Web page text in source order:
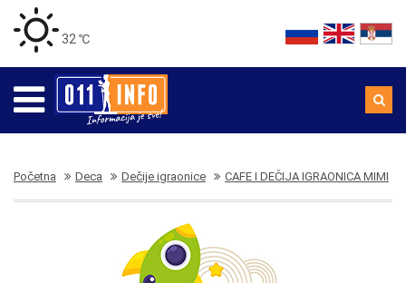
32 ℃
Početna Deca Dečije igraonice CAFE I DEČIJA IGRAONICA MIMI